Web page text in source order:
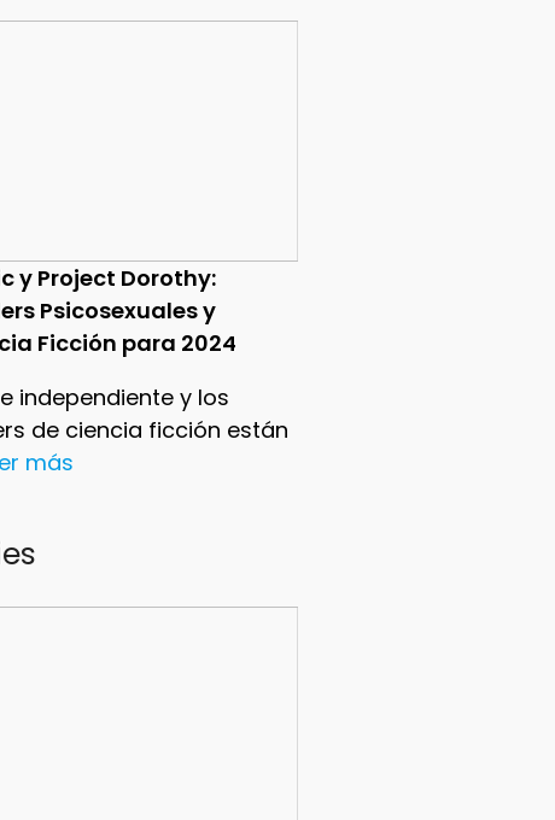
y Project Dorothy:
Psicosexuales y
Ficción para 2024
independiente y los
de ciencia ficción están
más